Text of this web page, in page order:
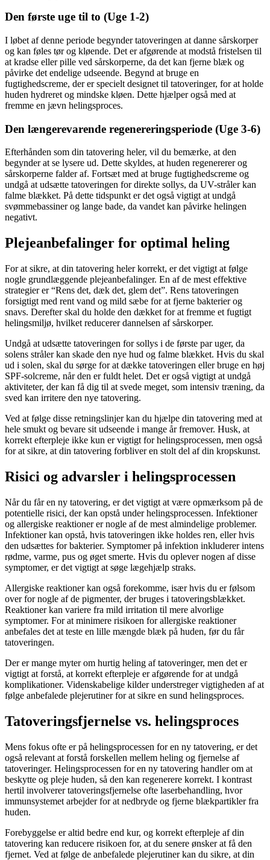
Den første uge til to (Uge 1-2)
I løbet af denne periode begynder tatoveringen at danne sårskorper
og kan føles tør og kløende. Det er afgørende at modstå fristelsen til
at kradse eller pille ved sårskorperne, da det kan fjerne blæk og
påvirke det endelige udseende. Begynd at bruge en
fugtighedscreme, der er specielt designet til tatoveringer, for at holde
huden hydreret og mindske kløen. Dette hjælper også med at
fremme en jævn helingsproces.
Den længerevarende regenereringsperiode (Uge 3-6)
Efterhånden som din tatovering heler, vil du bemærke, at den
begynder at se lysere ud. Dette skyldes, at huden regenererer og
sårskorperne falder af. Fortsæt med at bruge fugtighedscreme og
undgå at udsætte tatoveringen for direkte sollys, da UV-stråler kan
falme blækket. På dette tidspunkt er det også vigtigt at undgå
svømmebassiner og lange bade, da vandet kan påvirke helingen
negativt.
Plejeanbefalinger for optimal heling
For at sikre, at din tatovering heler korrekt, er det vigtigt at følge
nogle grundlæggende plejeanbefalinger. En af de mest effektive
strategier er “Rens det, dæk det, glem det”. Rens tatoveringen
forsigtigt med rent vand og mild sæbe for at fjerne bakterier og
snavs. Derefter skal du holde den dækket for at fremme et fugtigt
helingsmiljø, hvilket reducerer dannelsen af sårskorper.
Undgå at udsætte tatoveringen for sollys i de første par uger, da
solens stråler kan skade den nye hud og falme blækket. Hvis du skal
ud i solen, skal du sørge for at dække tatoveringen eller bruge en høj
SPF-solcreme, når den er fuldt helet. Det er også vigtigt at undgå
aktiviteter, der kan få dig til at svede meget, som intensiv træning, da
sved kan irritere den nye tatovering.
Ved at følge disse retningslinjer kan du hjælpe din tatovering med at
hele smukt og bevare sit udseende i mange år fremover. Husk, at
korrekt efterpleje ikke kun er vigtigt for helingsprocessen, men også
for at sikre, at din tatovering forbliver en stolt del af din kropskunst.
Risici og advarsler i helingsprocessen
Når du får en ny tatovering, er det vigtigt at være opmærksom på de
potentielle risici, der kan opstå under helingsprocessen. Infektioner
og allergiske reaktioner er nogle af de mest almindelige problemer.
Infektioner kan opstå, hvis tatoveringen ikke holdes ren, eller hvis
den udsættes for bakterier. Symptomer på infektion inkluderer intens
rødme, varme, pus og øget smerte. Hvis du oplever nogen af disse
symptomer, er det vigtigt at søge lægehjælp straks.
Allergiske reaktioner kan også forekomme, især hvis du er følsom
over for nogle af de pigmenter, der bruges i tatoveringsblækket.
Reaktioner kan variere fra mild irritation til mere alvorlige
symptomer. For at minimere risikoen for allergiske reaktioner
anbefales det at teste en lille mængde blæk på huden, før du får
tatoveringen.
Der er mange myter om hurtig heling af tatoveringer, men det er
vigtigt at forstå, at korrekt efterpleje er afgørende for at undgå
komplikationer. Videnskabelige kilder understreger vigtigheden af at
følge anbefalede plejerutiner for at sikre en sund helingsproces.
Tatoveringsfjernelse vs. helingsproces
Mens fokus ofte er på helingsprocessen for en ny tatovering, er det
også relevant at forstå forskellen mellem heling og fjernelse af
tatoveringer. Helingsprocessen for en ny tatovering handler om at
beskytte og pleje huden, så den kan regenerere korrekt. I kontrast
hertil involverer tatoveringsfjernelse ofte laserbehandling, hvor
immunsystemet arbejder for at nedbryde og fjerne blækpartikler fra
huden.
Forebyggelse er altid bedre end kur, og korrekt efterpleje af din
tatovering kan reducere risikoen for, at du senere ønsker at få den
fjernet. Ved at følge de anbefalede plejerutiner kan du sikre, at din